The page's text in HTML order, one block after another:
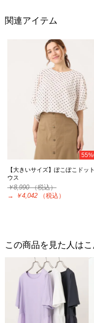
関連アイテム
【大きいサイズ】ぽこぽこドッ
ウス
￥8,990（税込）
→
￥4,042 （税込）
この商品を見た人は